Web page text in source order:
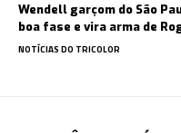
Wendell garçom do São
boa fase e vira arma de
NOTÍCIAS DO TRICOLOR